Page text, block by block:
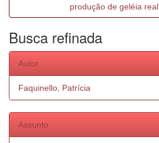
produção de geléia real
Busca refinada
Autor
Faquinello, Patrícia
Assunto